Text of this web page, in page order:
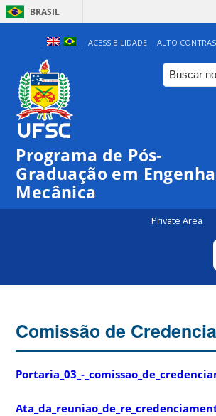
BRASIL
ACESSIBILIDADE ALTO
Programa de Pós-
Graduação em
Mecânica
Private Area
Comissão de
Portaria_03_-